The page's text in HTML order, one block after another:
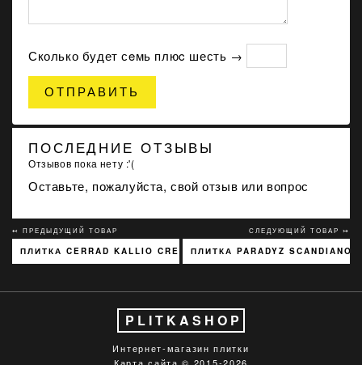
Сколько будет сeмь плюc шесть →
ОТПРАВИТЬ
ПОСЛЕДНИЕ ОТЗЫВЫ
Отзывов пока нету :'(
Оставьте, пожалуйста, свой отзыв или вопрос
↢ ПРЕДЫДУЩИЙ ТОВАР
ПЛИТКА CERRAD KALLIO CREAM 3768 15X45
СЛЕДУЮЩИЙ ТОВАР ↣
ПЛИТКА PARADYZ SCANDIANO
PLITKASHOP
Интернет-магазин плитки